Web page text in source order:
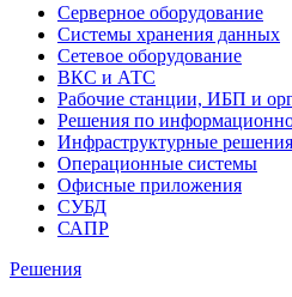
Серверное оборудование
Системы хранения данных
Сетевое оборудование
ВКС и АТС
Рабочие станции, ИБП и
Решения по
Инфраструктурные решения
Операционные системы
Офисные приложения
СУБД
САПР
Решения